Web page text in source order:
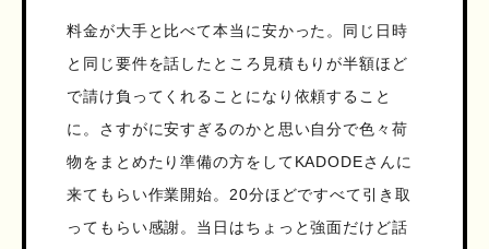
料金が大手と比べて本当に安かった。同じ日時
と同じ要件を話したところ見積もりが半額ほど
で請け負ってくれることになり依頼すること
に。さすがに安すぎるのかと思い自分で色々荷
物をまとめたり準備の方をしてKADODEさんに
来てもらい作業開始。20分ほどですべて引き取
ってもらい感謝。当日はちょっと強面だけど話